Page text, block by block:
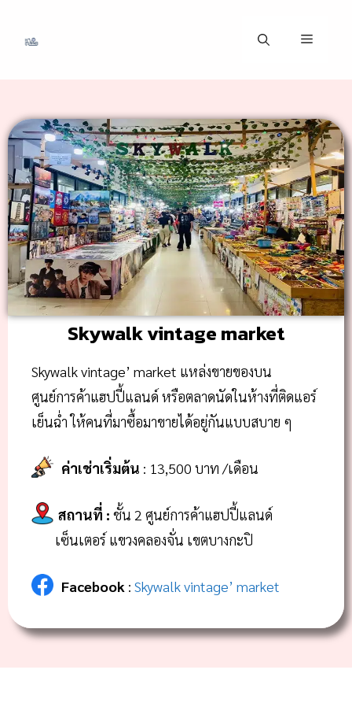
Skywalk vintage market
Skywalk vintage’ market แหล่งขายของบน
ศูนย์การค้าแฮปปี้แลนด์ หรือตลาดนัดในห้างที่ติดแอร์
เย็นฉ่ำ ให้คนที่มาซื้อมาขายได้อยู่กันแบบสบาย ๆ
ค่าเช่าเริ่มต้น : 13,500 บาท /เดือน
สถานที่ : ชั้น 2 ศูนย์การค้าแฮปปี้แลนด์
เซ็นเตอร์ แขวงคลองจั่น เขตบางกะปิ
Facebook : Skywalk vintage’ market